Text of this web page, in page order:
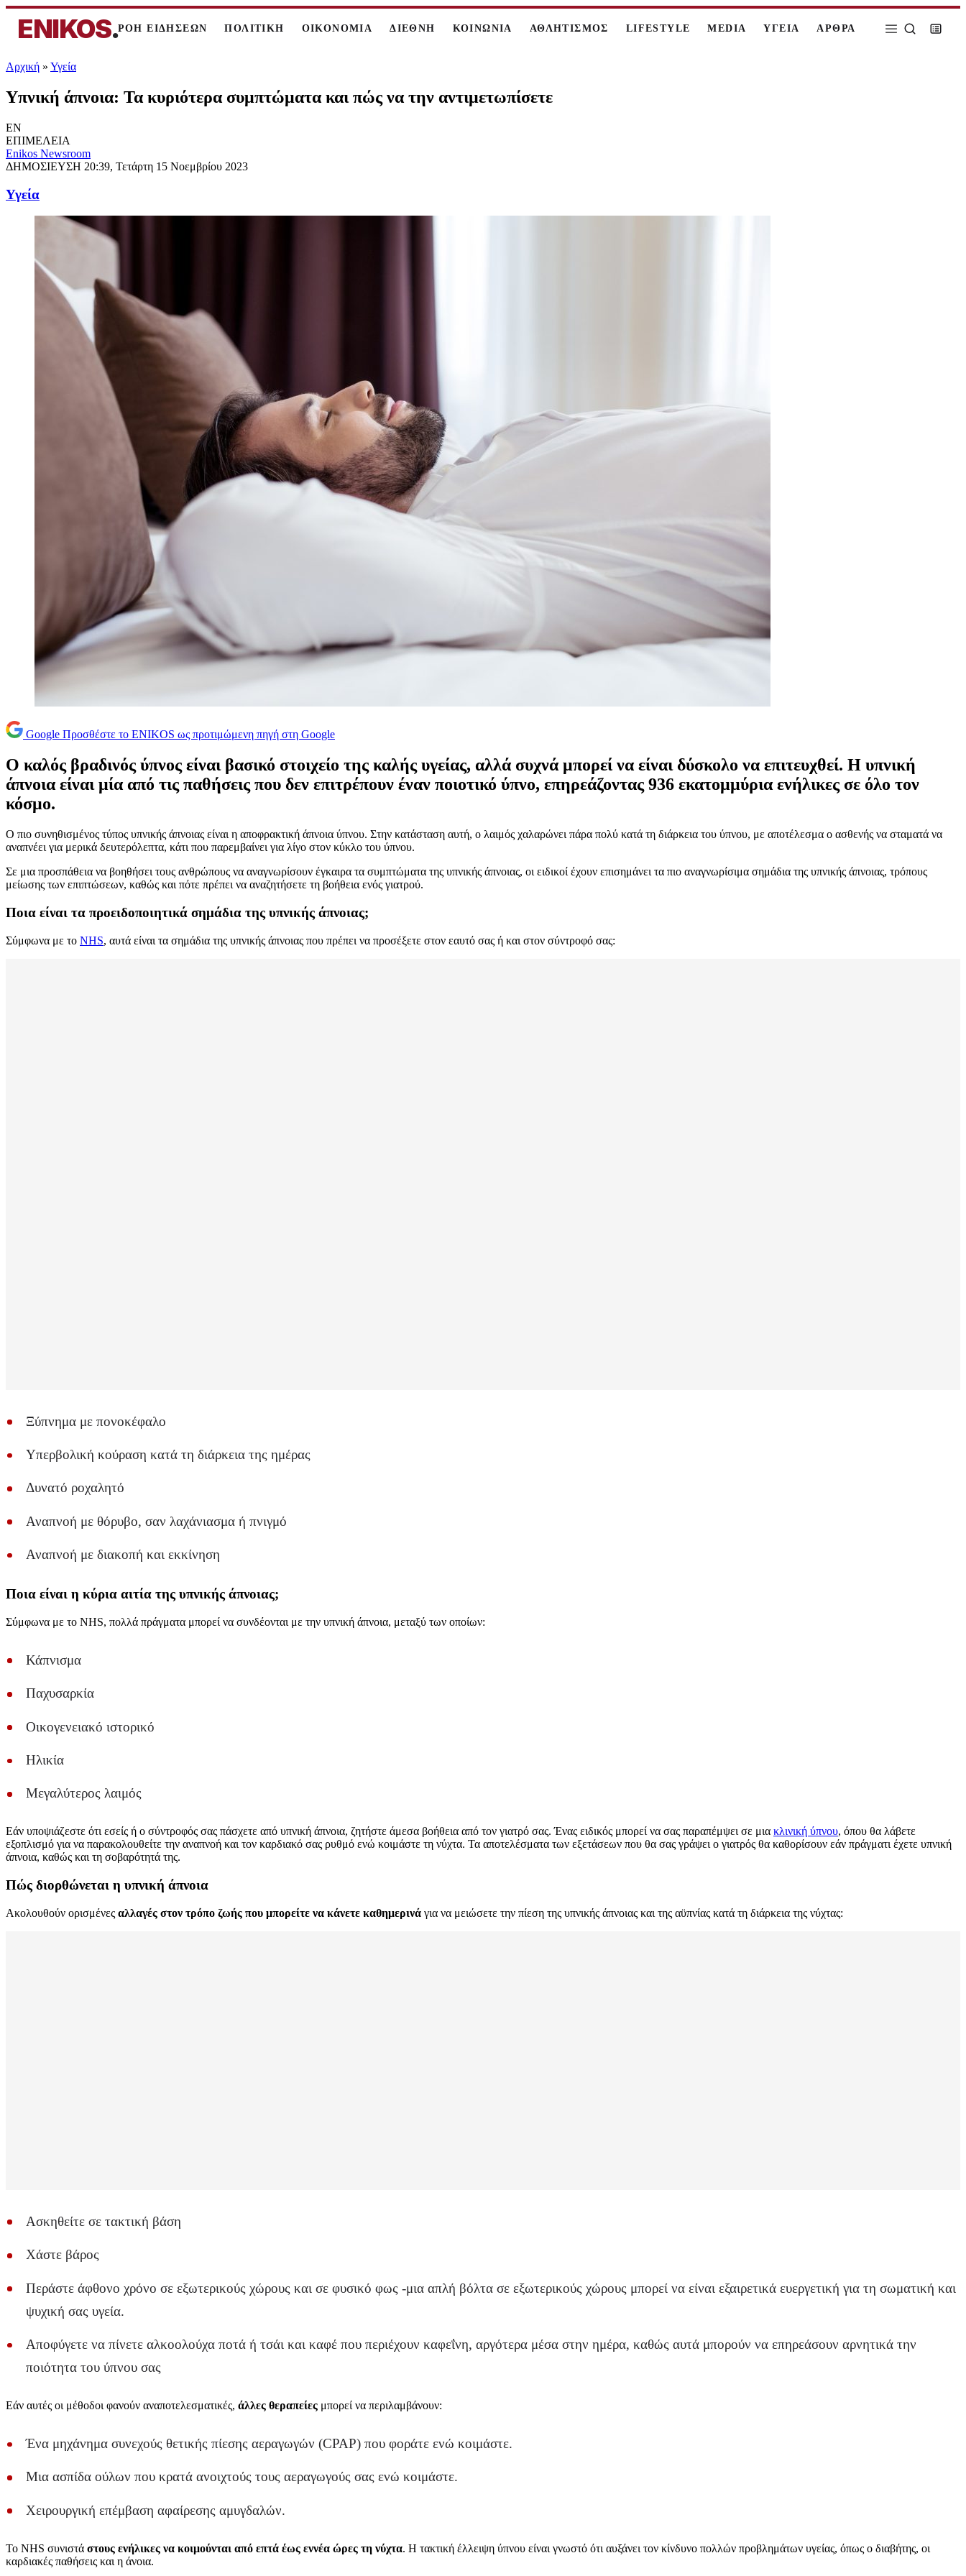
ENIKOS.ΡΟΗ ΕΙΔΗΣΕΩΝ ΠΟΛΙΤΙΚΗ ΟΙΚΟΝΟΜΙΑ ΔΙΕΘΝΗ ΚΟΙΝΩΝΙΑ ΑΘΛΗΤΙΣΜΟΣ LIFESTYLE MEDIA ΥΓΕΙΑ ΑΡΘΡΑ
Αρχική » Υγεία
Υπνική άπνοια: Τα κυριότερα συμπτώματα και πώς να την αντιμετωπίσετε
EN
ΕΠΙΜΕΛΕΙΑ
Enikos Newsroom
ΔΗΜΟΣΙΕΥΣΗ 20:39, Τετάρτη 15 Νοεμβρίου 2023
Υγεία
Google Προσθέστε το ENIKOS ως προτιμώμενη πηγή στη Google
Ο καλός βραδινός ύπνος είναι βασικό στοιχείο της καλής υγείας, αλλά συχνά μπορεί να είναι δύσκολο να επιτευχθεί. Η υπνική
άπνοια είναι μία από τις παθήσεις που δεν επιτρέπουν έναν ποιοτικό ύπνο, επηρεάζοντας 936 εκατομμύρια ενήλικες σε όλο τον
κόσμο.
Ο πιο συνηθισμένος τύπος υπνικής άπνοιας είναι η αποφρακτική άπνοια ύπνου. Στην κατάσταση αυτή, ο λαιμός χαλαρώνει πάρα πολύ κατά τη διάρκεια του ύπνου, με αποτέλεσμα ο ασθενής να σταματά να
αναπνέει για μερικά δευτερόλεπτα, κάτι που παρεμβαίνει για λίγο στον κύκλο του ύπνου.
Σε μια προσπάθεια να βοηθήσει τους ανθρώπους να αναγνωρίσουν έγκαιρα τα συμπτώματα της υπνικής άπνοιας, οι ειδικοί έχουν επισημάνει τα πιο αναγνωρίσιμα σημάδια της υπνικής άπνοιας, τρόπους
μείωσης των επιπτώσεων, καθώς και πότε πρέπει να αναζητήσετε τη βοήθεια ενός γιατρού.
Ποια είναι τα προειδοποιητικά σημάδια της υπνικής άπνοιας;
Σύμφωνα με το NHS, αυτά είναι τα σημάδια της υπνικής άπνοιας που πρέπει να προσέξετε στον εαυτό σας ή και στον σύντροφό σας:
Ξύπνημα με πονοκέφαλο
Υπερβολική κούραση κατά τη διάρκεια της ημέρας
Δυνατό ροχαλητό
Αναπνοή με θόρυβο, σαν λαχάνιασμα ή πνιγμό
Αναπνοή με διακοπή και εκκίνηση
Ποια είναι η κύρια αιτία της υπνικής άπνοιας;
Σύμφωνα με το NHS, πολλά πράγματα μπορεί να συνδέονται με την υπνική άπνοια, μεταξύ των οποίων:
Κάπνισμα
Παχυσαρκία
Οικογενειακό ιστορικό
Ηλικία
Μεγαλύτερος λαιμός
Εάν υποψιάζεστε ότι εσείς ή ο σύντροφός σας πάσχετε από υπνική άπνοια, ζητήστε άμεσα βοήθεια από τον γιατρό σας. Ένας ειδικός μπορεί να σας παραπέμψει σε μια κλινική ύπνου, όπου θα λάβετε
εξοπλισμό για να παρακολουθείτε την αναπνοή και τον καρδιακό σας ρυθμό ενώ κοιμάστε τη νύχτα. Τα αποτελέσματα των εξετάσεων που θα σας γράψει ο γιατρός θα καθορίσουν εάν πράγματι έχετε υπνική
άπνοια, καθώς και τη σοβαρότητά της.
Πώς διορθώνεται η υπνική άπνοια
Ακολουθούν ορισμένες αλλαγές στον τρόπο ζωής που μπορείτε να κάνετε καθημερινά για να μειώσετε την πίεση της υπνικής άπνοιας και της αϋπνίας κατά τη διάρκεια της νύχτας:
Ασκηθείτε σε τακτική βάση
Χάστε βάρος
Περάστε άφθονο χρόνο σε εξωτερικούς χώρους και σε φυσικό φως -μια απλή βόλτα σε εξωτερικούς χώρους μπορεί να είναι εξαιρετικά ευεργετική για τη σωματική και
ψυχική σας υγεία.
Αποφύγετε να πίνετε αλκοολούχα ποτά ή τσάι και καφέ που περιέχουν καφεΐνη, αργότερα μέσα στην ημέρα, καθώς αυτά μπορούν να επηρεάσουν αρνητικά την
ποιότητα του ύπνου σας
Εάν αυτές οι μέθοδοι φανούν αναποτελεσματικές, άλλες θεραπείες μπορεί να περιλαμβάνουν:
Ένα μηχάνημα συνεχούς θετικής πίεσης αεραγωγών (CPAP) που φοράτε ενώ κοιμάστε.
Μια ασπίδα ούλων που κρατά ανοιχτούς τους αεραγωγούς σας ενώ κοιμάστε.
Χειρουργική επέμβαση αφαίρεσης αμυγδαλών.
Το NHS συνιστά στους ενήλικες να κοιμούνται από επτά έως εννέα ώρες τη νύχτα. Η τακτική έλλειψη ύπνου είναι γνωστό ότι αυξάνει τον κίνδυνο πολλών προβλημάτων υγείας, όπως ο διαβήτης, οι
καρδιακές παθήσεις και η άνοια.